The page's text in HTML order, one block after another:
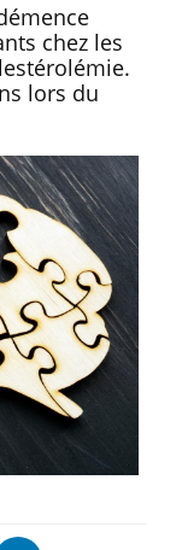
chez les
lors du